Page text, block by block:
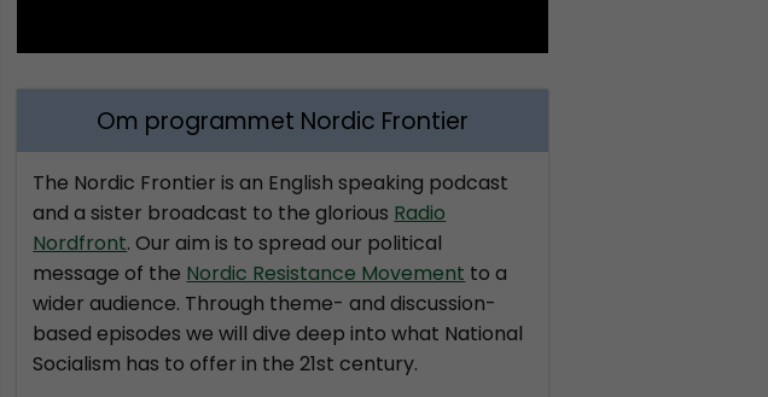
Om programmet Nordic Frontier
The Nordic Frontier is an English speaking podcast
and a sister broadcast to the glorious Radio
Nordfront. Our aim is to spread our political
message of the Nordic Resistance Movement to a
wider audience. Through theme- and discussion-
based episodes we will dive deep into what National
Socialism has to offer in the 21st century.